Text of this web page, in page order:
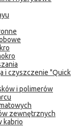
i czyszczenie "Quick
i polimerów
zewnętrznych
kabrio